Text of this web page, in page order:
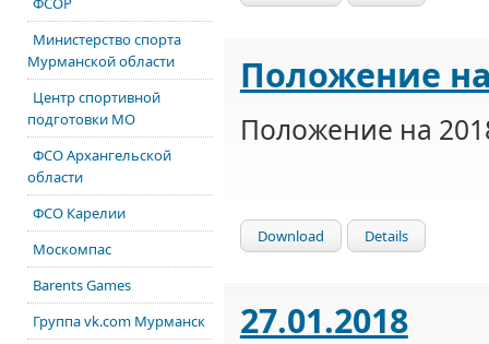
Положение на
Положение на
Download Details
27.01.2018
Министерство спорта
Мурманской области
Центр спортивной
подготовки МО
ФСО Архангельской
области
ФСО Карелии
Москомпас
Barents Games
Группа vk.com Мурманск